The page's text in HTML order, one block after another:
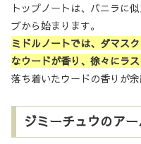
トップノートは、バニラに
ブから始まります。
ミドルノートでは、ダマス
なウードが香り、徐々にラス
落ち着いたウードの香りが余
ジミーチュウのア